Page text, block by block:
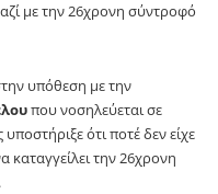
με την 26χρονη σύντροφό
υπόθεση με την
που νοσηλεύεται σε
ότι ποτέ δεν είχε
καταγγείλει την 26χρονη